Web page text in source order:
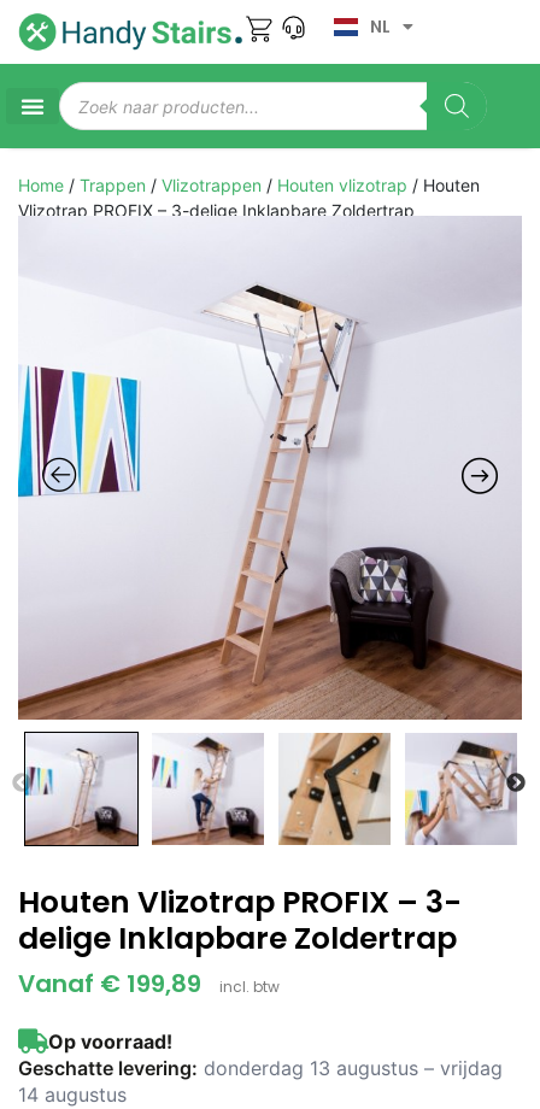
NL
Home / Trappen / Vlizotrappen / Houten vlizotrap / Houten
Vlizotrap PROFIX – 3-delige Inklapbare Zoldertrap
Houten Vlizotrap PROFIX – 3-
delige Inklapbare Zoldertrap
Vanaf € 199,89 incl. btw
Op voorraad!
Geschatte levering: donderdag 13 augustus – vrijdag
14 augustus